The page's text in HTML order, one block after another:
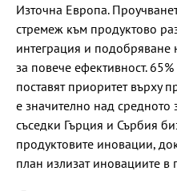
Източна Европа.
стремеж към продуктово
интеграция и подобряване
за повече ефективност.
поставят приоритет върху
е значително над средното
съседки Гърция и Сърбия
продуктовите иновации,
план излизат иновациите в